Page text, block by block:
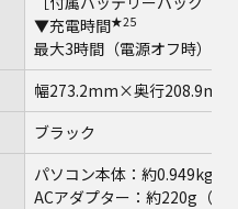
▼充電時間★25
最大3時間（電源オフ時）／
幅273.2mm×奥行
ブラック
パソコン本体：約0.949kg（
ACアダプター：約220g（電